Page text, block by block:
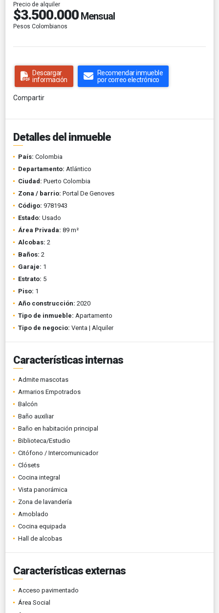
Precio de alquiler
$3.500.000 Mensual
Pesos Colombianos
Descargar
información
Recomendar inmueble
por correo electrónico
Compartir
Detalles del inmueble
País: Colombia
Departamento: Atlántico
Ciudad: Puerto Colombia
Zona / barrio: Portal De Genoves
Código: 9781943
Estado: Usado
Área Privada: 89 m²
Alcobas: 2
Baños: 2
Garaje: 1
Estrato: 5
Piso: 1
Año construcción: 2020
Tipo de inmueble: Apartamento
Tipo de negocio: Venta | Alquiler
Características internas
Admite mascotas
Armarios Empotrados
Balcón
Baño auxiliar
Baño en habitación principal
Biblioteca/Estudio
Citófono / Intercomunicador
Clósets
Cocina integral
Vista panorámica
Zona de lavandería
Amoblado
Cocina equipada
Hall de alcobas
Características externas
Acceso pavimentado
Área Social